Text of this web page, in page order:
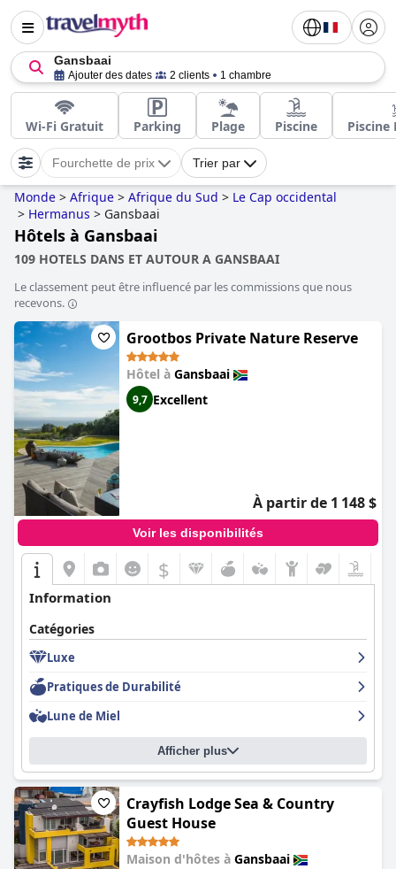
Gansbaai
Ajouter des dates 2 clients 1 chambre
Wi-Fi Gratuit Parking Plage Piscine Piscine
Fourchette de prix Trier par
Monde > Afrique > Afrique du Sud > Le Cap occidental
> Hermanus > Gansbaai
Hôtels à Gansbaai
109 HOTELS DANS ET AUTOUR A GANSBAAI
Le classement peut être influencé par les commissions que nous
recevons.
Grootbos Private Nature Reserve
Hôtel à Gansbaai
9,7 Excellent
À partir de 1 148 $
Voir les disponibilités
$
Information
Catégories
Luxe
Pratiques de Durabilité
Lune de Miel
Afficher plus
Crayfish Lodge Sea & Country
Guest House
Maison d'hôtes à Gansbaai